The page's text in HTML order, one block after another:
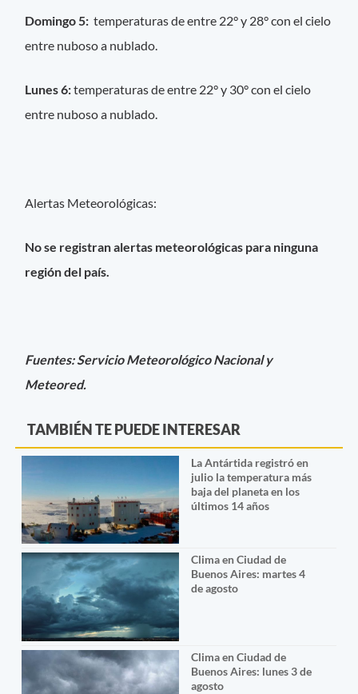
Domingo 5: temperaturas de entre 22° y 28° con el cielo
entre nuboso a nublado.
Lunes 6:temperaturas de entre 22° y 30° con el cielo
entre nuboso a nublado.
Alertas Meteorológicas:
No se registran alertas meteorológicas para ninguna
región del país.
Fuentes: Servicio Meteorológico Nacional y
Meteored.
TAMBIÉN TE PUEDE INTERESAR
La Antártida registró en
julio la temperatura más
baja del planeta en los
últimos 14 años
Clima en Ciudad de
Buenos Aires: martes 4
de agosto
Clima en Ciudad de
Buenos Aires: lunes 3 de
agosto